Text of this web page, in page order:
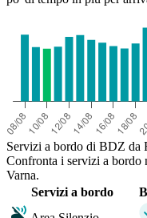
Servizi a bordo di BDZ da
Confronta i servizi a
Varna.
Servizi a bordo